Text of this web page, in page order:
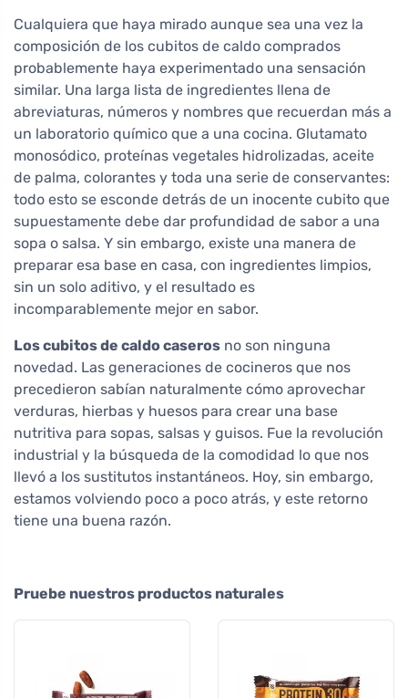
Cualquiera que haya mirado aunque sea una vez la
composición de los cubitos de caldo comprados
probablemente haya experimentado una sensación
similar. Una larga lista de ingredientes llena de
abreviaturas, números y nombres que recuerdan más a
un laboratorio químico que a una cocina. Glutamato
monosódico, proteínas vegetales hidrolizadas, aceite
de palma, colorantes y toda una serie de conservantes:
todo esto se esconde detrás de un inocente cubito que
supuestamente debe dar profundidad de sabor a una
sopa o salsa. Y sin embargo, existe una manera de
preparar esa base en casa, con ingredientes limpios,
sin un solo aditivo, y el resultado es
incomparablemente mejor en sabor.
Los cubitos de caldo caseros no son ninguna
novedad. Las generaciones de cocineros que nos
precedieron sabían naturalmente cómo aprovechar
verduras, hierbas y huesos para crear una base
nutritiva para sopas, salsas y guisos. Fue la revolución
industrial y la búsqueda de la comodidad lo que nos
llevó a los sustitutos instantáneos. Hoy, sin embargo,
estamos volviendo poco a poco atrás, y este retorno
tiene una buena razón.
Pruebe nuestros productos naturales